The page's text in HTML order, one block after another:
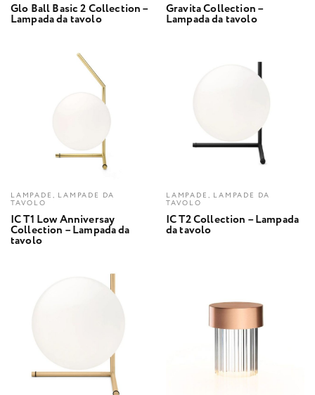
Glo Ball Basic 2 Collection –
Lampada da tavolo
Gravita Collection –
Lampada da tavolo
LAMPADE, LAMPADE DA
TAVOLO
IC T1 Low Anniversay
Collection – Lampada da
tavolo
LAMPADE, LAMPADE DA
TAVOLO
IC T2 Collection – Lampada
da tavolo